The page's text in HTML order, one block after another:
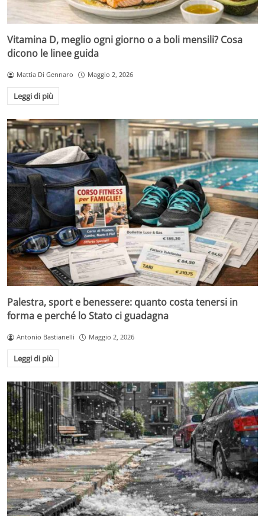
Vitamina D, meglio ogni giorno o a boli mensili? Cosa
dicono le linee guida
Mattia Di Gennaro Maggio 2, 2026
Leggi di più
Palestra, sport e benessere: quanto costa tenersi in
forma e perché lo Stato ci guadagna
Antonio Bastianelli Maggio 2, 2026
Leggi di più